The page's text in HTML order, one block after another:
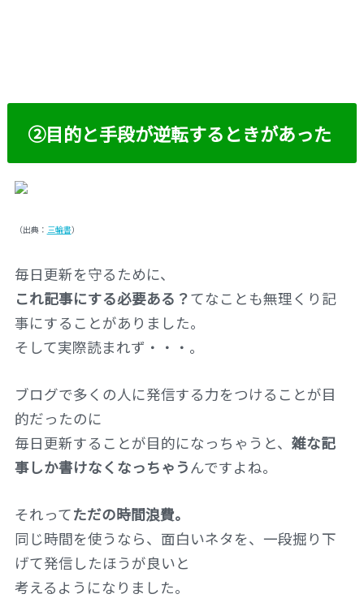
②目的と手段が逆転するときがあった
（出典： 三輪書）
毎日更新を守るために、
これ記事にする必要ある？てなことも無理くり記
事にすることがありました。
そして実際読まれず・・・。
ブログで多くの人に発信する力をつけることが目
的だったのに
毎日更新することが目的になっちゃうと、 雑な記
事しか書けなくなっちゃうんですよね。
それってただの時間浪費。
同じ時間を使うなら、面白いネタを、一段掘り下
げて発信したほうが良いと
考えるようになりました。